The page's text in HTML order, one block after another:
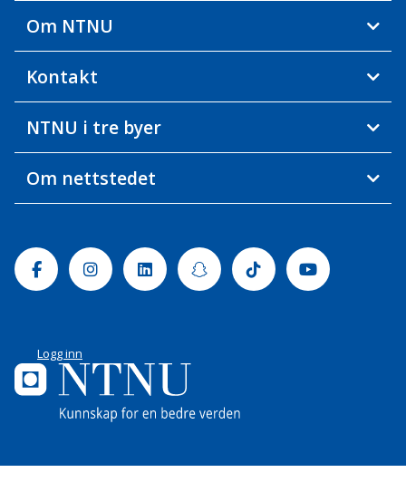
Om NTNU
Kontakt
NTNU i tre byer
Om nettstedet
FacebookInstagramLinkedinSnapchatTiktok Youtube
Logg inn